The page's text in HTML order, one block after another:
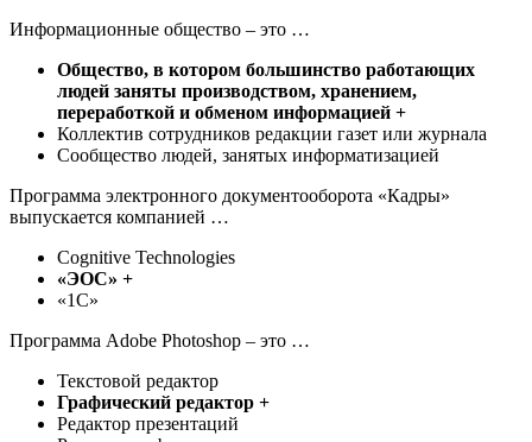
Информационные общество – это …
Общество, в котором большинство работающих
людей заняты производством, хранением,
переработкой и обменом информацией +
Коллектив сотрудников редакции газет или журнала
Сообщество людей, занятых информатизацией
Программа электронного документооборота «Кадры»
выпускается компанией …
Cognitive Technologies
«ЭОС» +
«1С»
Программа Adobe Photoshop – это …
Текстовой редактор
Графический редактор +
Редактор презентаций